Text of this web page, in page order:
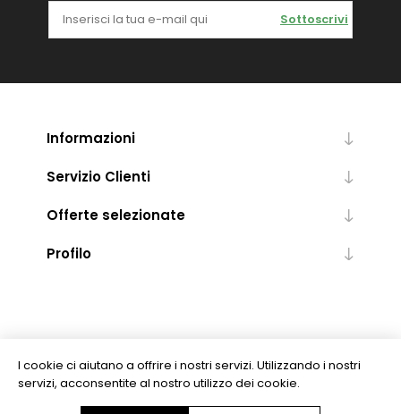
Sottoscrivi
Informazioni
Servizio Clienti
Offerte selezionate
Profilo
I cookie ci aiutano a offrire i nostri servizi. Utilizzando i nostri
servizi, acconsentite al nostro utilizzo dei cookie.